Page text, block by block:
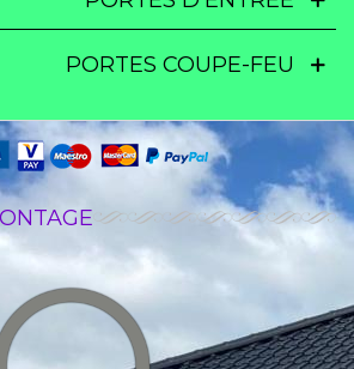
PORTES COUPE-FEU